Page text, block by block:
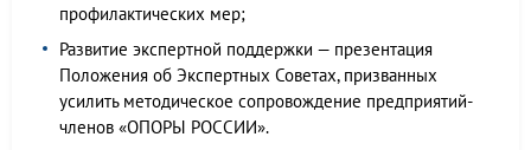
профилактических мер;
Развитие экспертной поддержки — презентация
Положения об Экспертных Советах, призванных
усилить методическое сопровождение предприятий-
членов «ОПОРЫ РОССИИ».